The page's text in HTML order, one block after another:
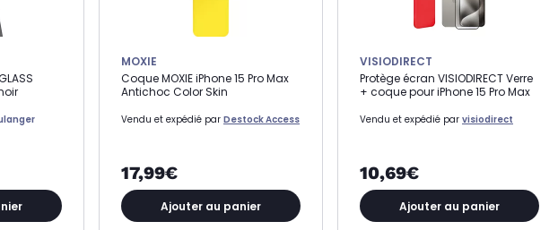
MOXIE
Coque MOXIE iPhone 15 Pro Max
Antichoc Color Skin
Vendu et expédié par Destock Access
17,99€
Ajouter au panier
VISIODIRECT
Protège écran VISIODIRECT Verre
+ coque pour iPhone 15 Pro Max
Vendu et expédié par visiodirect
10,69€
Ajouter au panier